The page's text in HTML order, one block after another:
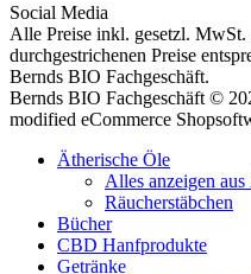
Social Media
Alle Preise inkl. gesetzl. MwSt.
durchgestrichenen Preise
Bernds BIO Fachgeschäft.
Bernds BIO Fachgeschäft ©
modified eCommerce
Ätherische Öle
Alles anzeigen
Räucherstäbchen
Bücher
CBD Hanfprodukte
Getränke